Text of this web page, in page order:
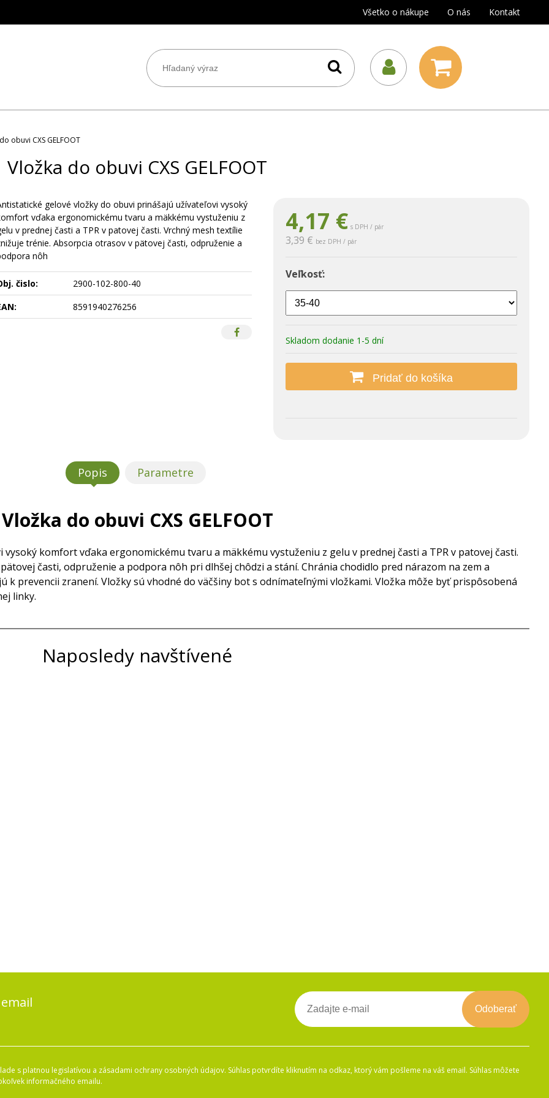
Všetko o nákupe O nás Kontakt
obuvi CXS GELFOOT
Vložka do obuvi CXS GELFOOT
4,17 € s DPH / pár
3,39 € bez DPH / pár
Veľkosť:
Skladom dodanie 1-5 dní
Pridať do košíka
gelové vložky do obuvi prinášajú užívateľovi vysoký
vďaka ergonomickému tvaru a mäkkému vystuženiu z
v prednej časti a TPR v patovej časti. Vrchný mesh textílie
trénie. Absorpcia otrasov v pätovej časti, odpruženie a
nôh
čislo:
2900-102-800-40
8591940276256
Popis Parametre
Vložka do obuvi CXS GELFOOT
komfort vďaka ergonomickému tvaru a mäkkému vystuženiu z gelu v prednej časti a TPR v patovej časti.
časti, odpruženie a podpora nôh pri dlhšej chôdzi a stání. Chránia chodidlo pred nárazom na zem a
k prevencii zranení. Vložky sú vhodné do väčšiny bot s odnímateľnými vložkami. Vložka môže byť prispôsobená
linky.
Naposledy navštívené
Odoberať
s platnou legislatívou a zásadami ochrany osobných údajov. Súhlas potvrdíte kliknutím na odkaz, ktorý vám pošleme na váš email. Súhlas môžete
informačného emailu.